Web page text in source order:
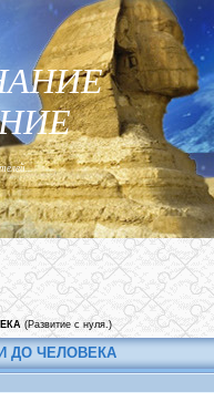
(Развитие с нуля.)
ДО ЧЕЛОВЕКА